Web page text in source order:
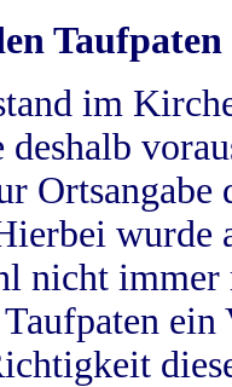
Taufpaten
im
wurde
nicht